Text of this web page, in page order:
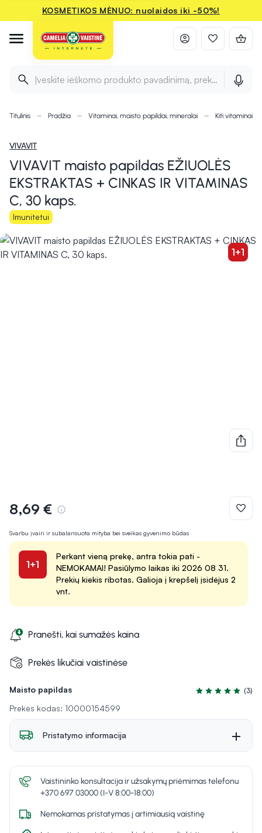
KOSMETIKOS MĖNUO: nuolaidos iki -50%!
Įveskite ieškomo produkto pavadinimą, prekės ženklą ir
Titulinis Pradžia Vitaminai, maisto papildai, mineralai Kiti vitaminai ir
VIVAVIT
VIVAVIT maisto papildas EŽIUOLĖS
EKSTRAKTAS + CINKAS IR VITAMINAS
C, 30 kaps.
Imunitetui
1+1
Maisto papildas
Įvertinimas 5.0
(3)
Prekės kodas: 10000154599
Svarbu įvairi ir subalansuota mityba bei sveikas gyvenimo būdas
1+1
Perkant vieną prekę, antra tokia pati -
NEMOKAMAI! Pasiūlymo laikas iki 2026 08 31.
Prekių kiekis ribotas. Galioja į krepšelį įsidėjus 2
vnt.
8,69 €
Pranešti, kai sumažės kaina
Prekės likučiai vaistinėse
Pristatymo informacija
Vaistininko konsultacija ir užsakymų priėmimas telefonu
+370 697 03000 (I-V 8:00-18:00)
Nemokamas pristatymas į artimiausią vaistinę